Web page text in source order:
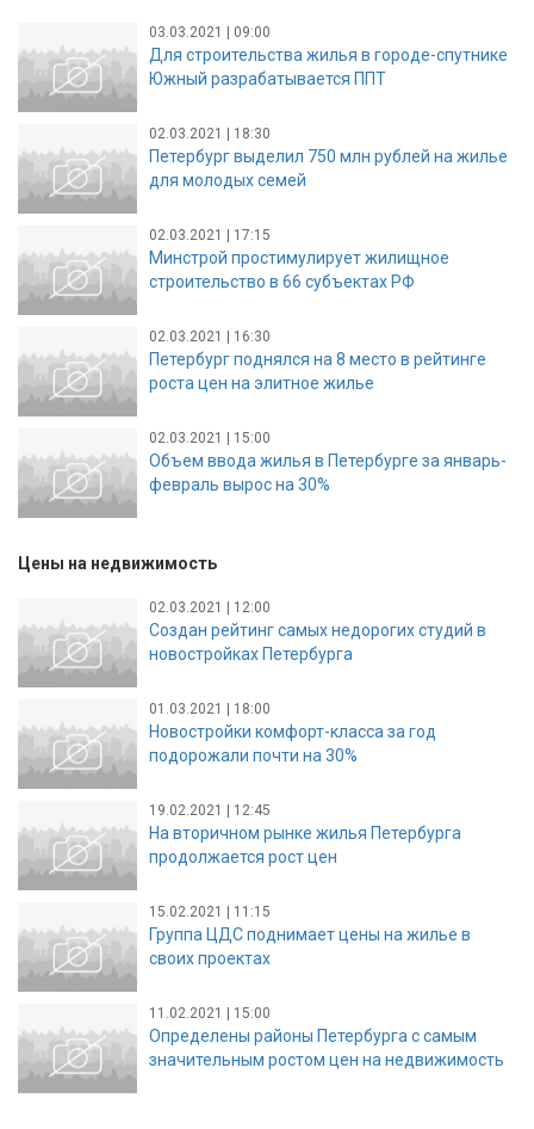
03.03.2021 | 09:00
Для строительства жилья в городе-спутнике
Южный разрабатывается ППТ
02.03.2021 | 18:30
Петербург выделил 750 млн рублей на жилье
для молодых семей
02.03.2021 | 17:15
Минстрой простимулирует жилищное
строительство в 66 субъектах РФ
02.03.2021 | 16:30
Петербург поднялся на 8 место в рейтинге
роста цен на элитное жилье
02.03.2021 | 15:00
Объем ввода жилья в Петербурге за январь-
февраль вырос на 30%
Цены на недвижимость
02.03.2021 | 12:00
Создан рейтинг самых недорогих студий в
новостройках Петербурга
01.03.2021 | 18:00
Новостройки комфорт-класса за год
подорожали почти на 30%
19.02.2021 | 12:45
На вторичном рынке жилья Петербурга
продолжается рост цен
15.02.2021 | 11:15
Группа ЦДС поднимает цены на жилье в
своих проектах
11.02.2021 | 15:00
Определены районы Петербурга с самым
значительным ростом цен на недвижимость